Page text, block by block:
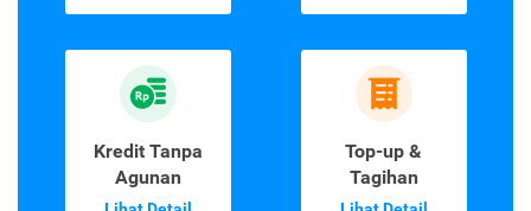
Kredit Tanpa
Agunan
Top-up &
Tagihan